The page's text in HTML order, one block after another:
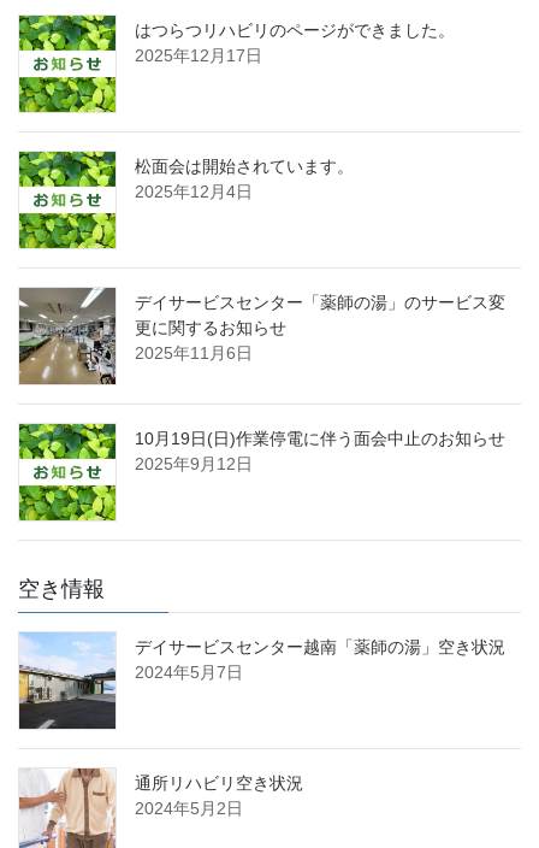
はつらつリハビリのページができました。
2025年12月17日
松面会は開始されています。
2025年12月4日
デイサービスセンター「薬師の湯」のサービス変
更に関するお知らせ
2025年11月6日
10月19日(日)作業停電に伴う面会中止のお知らせ
2025年9月12日
空き情報
デイサービスセンター越南「薬師の湯」空き状況
2024年5月7日
通所リハビリ空き状況
2024年5月2日